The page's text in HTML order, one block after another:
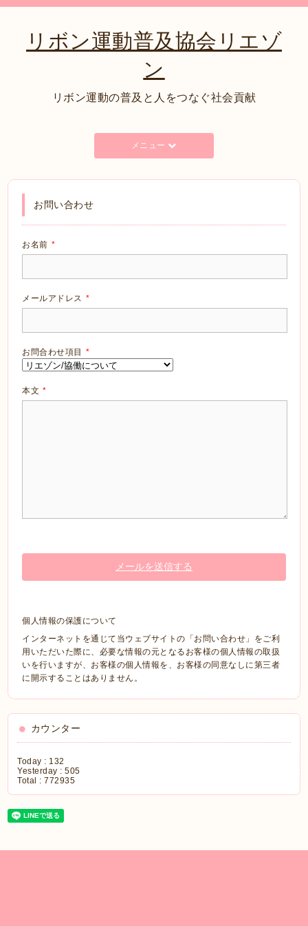
リボン運動普及協会リエゾ
ン
リボン運動の普及と人をつなぐ社会貢献
メニュー
お問い合わせ
お名前 *
メールアドレス *
お問合わせ項目 *
本文 *
個人情報の保護について
インターネットを通じて当ウェブサイトの「お問い合わせ」をご利
用いただいた際に、必要な情報の元となるお客様の個人情報の取扱
いを行いますが、お客様の個人情報を、お客様の同意なしに第三者
に開示することはありません。
カウンター
Today : 132
Yesterday :505
Total :772935